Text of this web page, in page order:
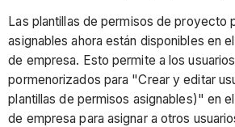
Las plantillas de permisos de proyecto
asignables ahora están disponibles en
de empresa. Esto permite a los
pormenorizados para "Crear y editar
plantillas de permisos asignables)" en
de empresa para asignar a otros